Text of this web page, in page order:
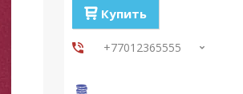
Купить
+77012365555